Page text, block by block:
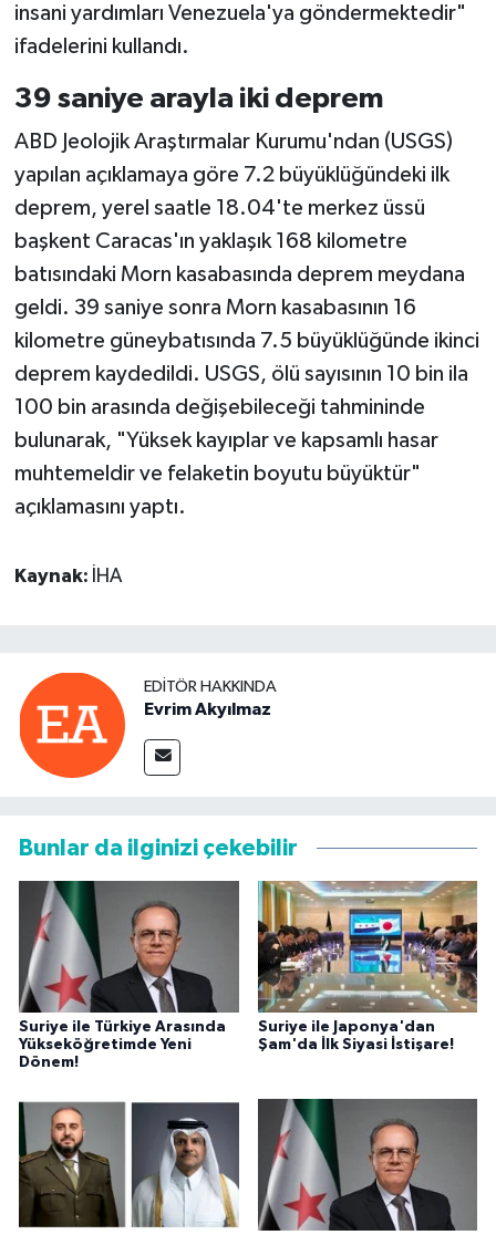
insani yardımları Venezuela'ya göndermektedir"
ifadelerini kullandı.
39 saniye arayla iki deprem
ABD Jeolojik Araştırmalar Kurumu'ndan (USGS)
yapılan açıklamaya göre 7.2 büyüklüğündeki ilk
deprem, yerel saatle 18.04'te merkez üssü
başkent Caracas'ın yaklaşık 168 kilometre
batısındaki Morn kasabasında deprem meydana
geldi. 39 saniye sonra Morn kasabasının 16
kilometre güneybatısında 7.5 büyüklüğünde ikinci
deprem kaydedildi. USGS, ölü sayısının 10 bin ila
100 bin arasında değişebileceği tahmininde
bulunarak, "Yüksek kayıplar ve kapsamlı hasar
muhtemeldir ve felaketin boyutu büyüktür"
açıklamasını yaptı.
Kaynak: İHA
EDITÖR HAKKINDA
Evrim Akyılmaz
Bunlar da ilginizi çekebilir
Suriye ile Türkiye Arasında
Yükseköğretimde Yeni
Dönem!
Suriye ile Japonya'dan
Şam'da İlk Siyasi İstişare!